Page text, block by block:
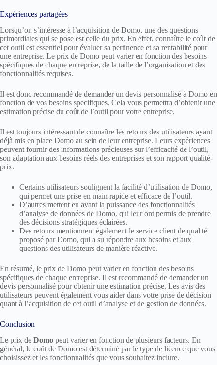
Expériences partagées
Lorsqu’on s’intéresse à l’acquisition de Domo, une des questions
primordiales qui se pose est celle du prix. En effet, connaître le coût de
cet outil est essentiel pour évaluer sa pertinence et sa rentabilité pour
une entreprise. Le prix de Domo peut varier en fonction des besoins
spécifiques de chaque entreprise, de la taille de l’organisation et des
fonctionnalités requises.
Il est donc recommandé de demander un devis personnalisé à Domo en
fonction de vos besoins spécifiques. Cela vous permettra d’obtenir une
estimation précise du coût de l’outil pour votre entreprise.
Il est toujours intéressant de connaître les retours des utilisateurs ayant
déjà mis en place Domo au sein de leur entreprise. Leurs expériences
peuvent fournir des informations précieuses sur l’efficacité de l’outil,
son adaptation aux besoins réels des entreprises et son rapport qualité-
prix.
Certains utilisateurs soulignent la facilité d’utilisation de Domo,
qui permet une prise en main rapide et efficace de l’outil.
D’autres mettent en avant la puissance des fonctionnalités
d’analyse de données de Domo, qui leur ont permis de prendre
des décisions stratégiques éclairées.
Des retours mentionnent également le service client de qualité
proposé par Domo, qui a su répondre aux besoins et aux
questions des utilisateurs de manière réactive.
En résumé, le prix de Domo peut varier en fonction des besoins
spécifiques de chaque entreprise. Il est recommandé de demander un
devis personnalisé pour obtenir une estimation précise. Les avis des
utilisateurs peuvent également vous aider dans votre prise de décision
quant à l’acquisition de cet outil d’analyse et de gestion de données.
Conclusion
Le prix de Domo peut varier en fonction de plusieurs facteurs. En
général, le coût de Domo est déterminé par le type de licence que vous
choisissez et les fonctionnalités que vous souhaitez inclure.